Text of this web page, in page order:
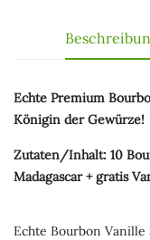
Echte Premium
Königin der Gewürze!
Zutaten/Inhalt: 10
Madagascar + gratis
Echte Bourbon